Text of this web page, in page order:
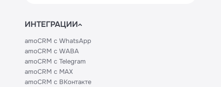
ИНТЕГРАЦИИ
amoCRM с WhatsApp
amoCRM с WABA
amoCRM с Telegram
amoCRM с MAX
amoCRM с ВКонтакте